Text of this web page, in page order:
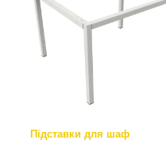
Підставки для шаф